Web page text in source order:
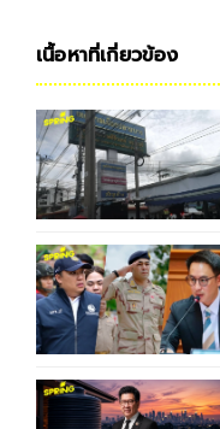
เนื้อหาที่เกี่ยวข้อง